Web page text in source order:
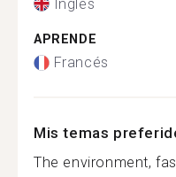
Inglés
APRENDE
Francés
Mis temas
The environment,